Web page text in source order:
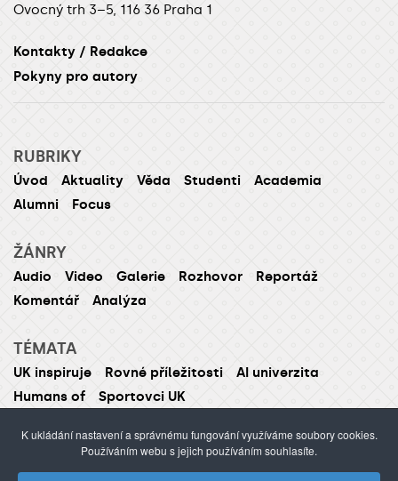
Ovocný trh 3–5, 116 36 Praha 1
Kontakty / Redakce
Pokyny pro autory
RUBRIKY
Úvod Aktuality Věda Studenti
Academia
Alumni
Focus
ŽÁNRY
Audio Video Galerie Rozhovor
Reportáž
Komentář
Analýza
TÉMATA
UK inspiruje Rovné příležitosti
AI univerzita
Humans of
Sportovci UK
K ukládání nastavení a správnému fungování využíváme soubory cookies.
Používáním webu s jejich používáním souhlasíte.